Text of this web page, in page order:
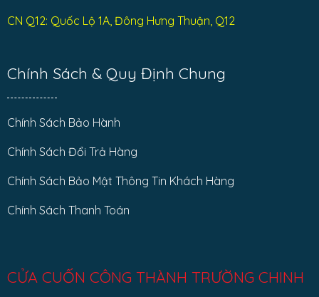
CN Q12: Quốc Lộ 1A, Đông Hưng Thuận, Q12
Chính Sách & Quy Định Chung
Chính Sách Bảo Hành
Chính Sách Đổi Trả Hàng
Chính Sách Bảo Mật Thông Tin Khách Hàng
Chính Sách Thanh Toán
CỬA CUỐN CÔNG THÀNH TRƯỜNG CHINH